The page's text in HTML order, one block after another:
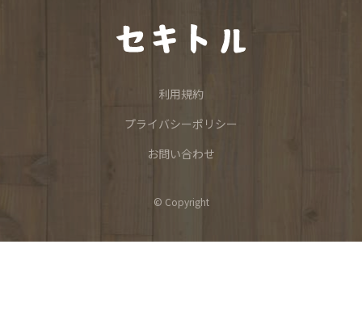
利用規約
プライバシーポリシー
お問い合わせ
© Copyright